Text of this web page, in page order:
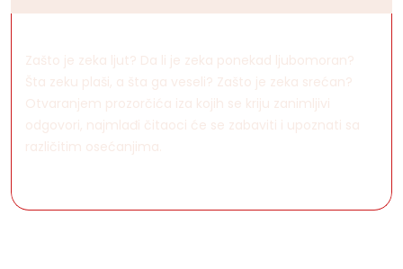
Zašto je zeka ljut? Da li je zeka ponekad ljubomoran?
Šta zeku plaši, a šta ga veseli? Zašto je zeka srećan?
Otvaranjem prozorčića iza kojih se kriju zanimljivi
odgovori, najmlađi čitaoci će se zabaviti i upoznati sa
različitim osećanjima.